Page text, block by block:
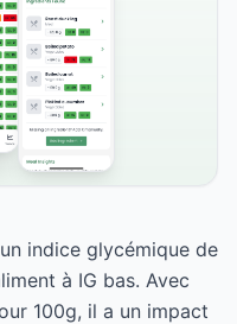
indice glycémique de
à IG bas. Avec
100g, il a un impact